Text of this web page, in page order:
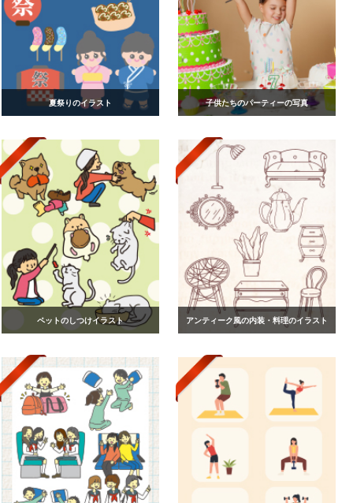
夏祭りのイラスト 子供たちのパーティーの写真
ペットのしつけイラスト アンティーク風の内装・料理のイラスト